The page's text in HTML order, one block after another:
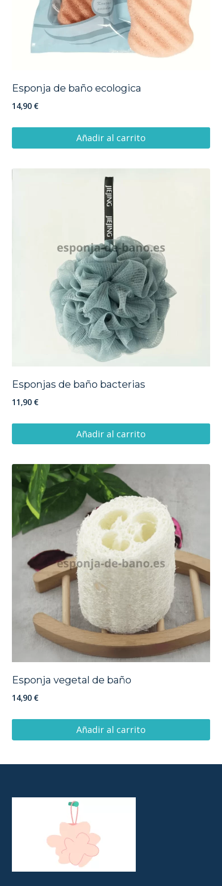
Esponja de baño ecologica
14,90 €
Añadir al carrito
Esponjas de baño bacterias
11,90 €
Añadir al carrito
Esponja vegetal de baño
14,90 €
Añadir al carrito